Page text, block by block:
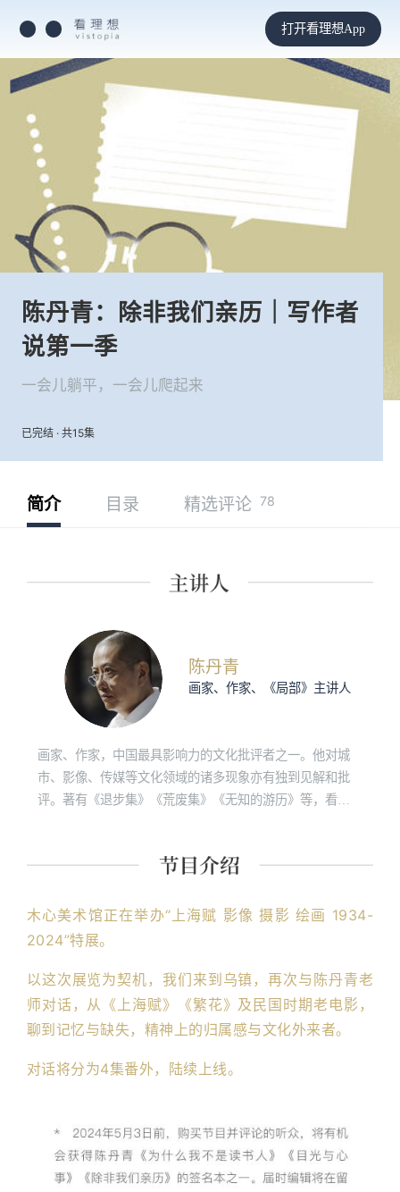
打开看理想App
陈丹青：除非我们亲历｜写作者
说第一季
一会儿躺平，一会儿爬起来
已完结 · 共15集
简介 目录 精选评论 78
陈丹青
画家、作家、《局部》主讲人
画家、作家，中国最具影响力的文化批评者之一。他对城
市、影像、传媒等文化领域的诸多现象亦有独到见解和批
评。著有《退步集》《荒废集》《无知的游历》等，看理
木心美术馆正在举办“上海赋 影像 摄影 绘画 1934-
2024”特展。
以这次展览为契机，我们来到乌镇，再次与陈丹青老
师对话，从《上海赋》《繁花》及民国时期老电影，
聊到记忆与缺失，精神上的归属感与文化外来者。
对话将分为4集番外，陆续上线。